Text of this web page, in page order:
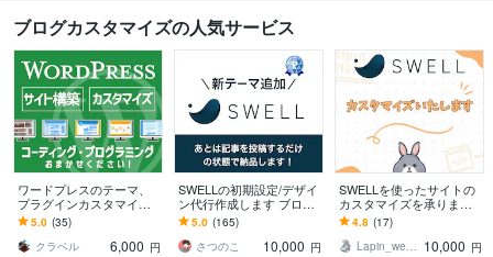
ブログカスタマイズの人気サービス
ワードプレスのテーマ、
プラグインカスタマイズ
します ご相談無料★公式
サポート対象外もOK！プ
ログラミングはお任せ
5.0 (35)
クラベル
6,000 円
SWELLの初期設定/デザイ
ン代行作成します ブログ
をはじめる方、無料テー
マから移行作業などお任
せください
5.0 (165)
さつのこ
10,000 円
SWELLを使ったサイトの
カスタマイズを承ります
ブログ型→サイト型・CS
Sカスタマイズ・フルカス
タマイズ
4.8 (17)
Lapin_web（らぱんうぇぶ） 10,000 円